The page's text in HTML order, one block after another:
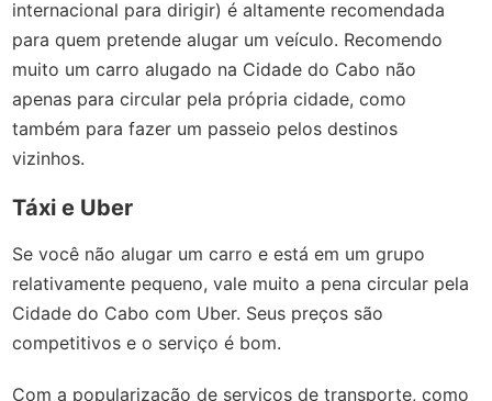
internacional para dirigir) é altamente recomendada
para quem pretende alugar um veículo. Recomendo
muito um carro alugado na Cidade do Cabo não
apenas para circular pela própria cidade, como
também para fazer um passeio pelos destinos
vizinhos.
Táxi e Uber
Se você não alugar um carro e está em um grupo
relativamente pequeno, vale muito a pena circular pela
Cidade do Cabo com Uber. Seus preços são
competitivos e o serviço é bom.
Com a popularização de serviços de transporte, como